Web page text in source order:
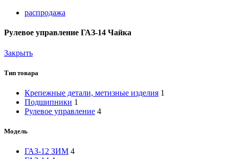
распродажа
Рулевое управление ГАЗ-14 Чайка
Закрыть
Тип товара
Крепежные детали, метизные изделия 1
Подшипники 1
Рулевое управление 4
Модель
ГАЗ-12 ЗИМ 4